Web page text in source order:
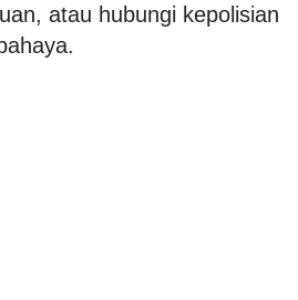
atau hubungi kepolisian